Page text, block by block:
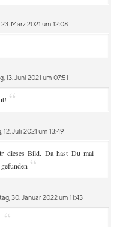
März 2021 um 12:08
13. Juni 2021 um 07:51
“
Juli 2021 um 13:49
dieses Bild. Da hast Du mal
“
30. Januar 2022 um 11:43
“